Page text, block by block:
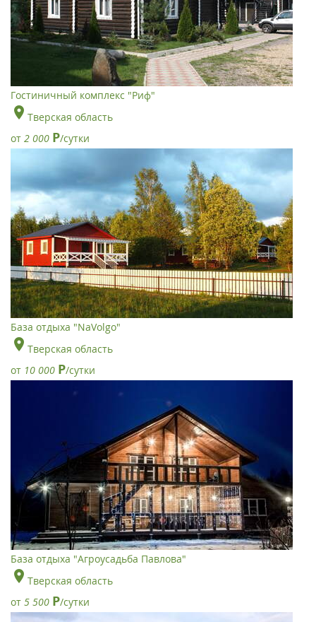
Гостиничный комплекс "Риф"
Тверская область
от 2 000 Р/сутки
База отдыха "NaVolgo"
Тверская область
от 10 000 Р/сутки
База отдыха "Агроусадьба Павлова"
Тверская область
от 5 500 Р/сутки